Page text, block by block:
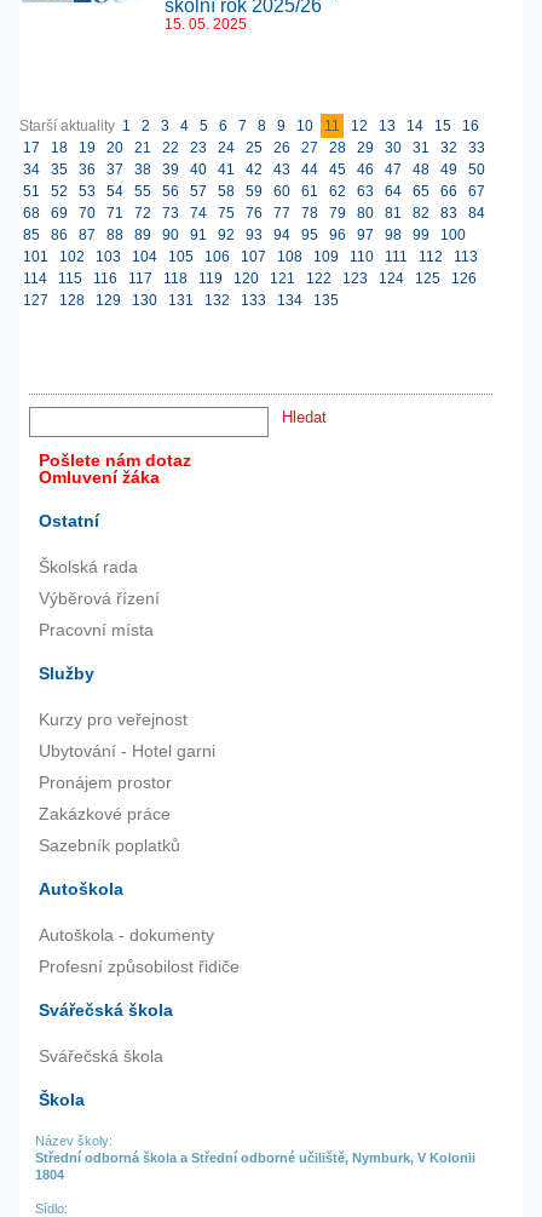
školní rok 2025/26
15. 05. 2025
Starší aktuality 1 2 3 4 5 6 7 8 9 10 11 12 13 14 15
16
17
18 19 20 21 22 23 24 25 26 27 28 29 30 31 32
33
34
35 36 37 38 39 40 41 42 43 44 45 46 47 48 49
50
51
52 53 54 55 56 57 58 59 60 61 62 63 64 65 66
67
68
69 70 71 72 73 74 75 76 77 78 79 80 81 82 83
84
85
86 87 88 89 90 91 92 93 94 95 96 97 98 99
100
101
102 103 104 105 106 107 108 109 110 111 112
113
114
115 116 117 118 119 120 121 122 123 124 125
126
127
128 129 130 131 132 133 134 135
Pošlete nám dotaz
Omluvení žáka
Ostatní
Školská rada
Výběrová řízení
Pracovní místa
Služby
Kurzy pro veřejnost
Ubytování - Hotel garni
Pronájem prostor
Zakázkové práce
Sazebník poplatků
Autoškola
Autoškola - dokumenty
Profesní způsobilost řidiče
Svářečská škola
Svářečská škola
Škola
Název školy:
Střední odborná škola a Střední odborné učiliště, Nymburk, V Kolonii
1804
Sídlo: